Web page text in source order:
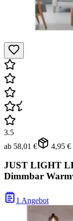
3.5
ab 58,01 € 4,95 €
JUST LIGHT
Dimmbar
1 Angebot